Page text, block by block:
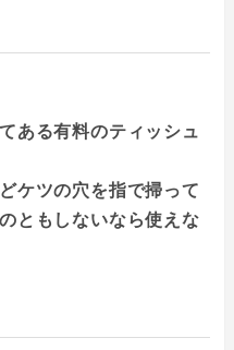
ある有料のティッシュ
ケツの穴を指で掃って
ともしないなら使えな